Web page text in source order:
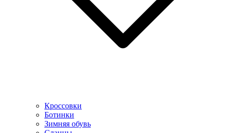
Кроссовки
Ботинки
Зимняя обувь